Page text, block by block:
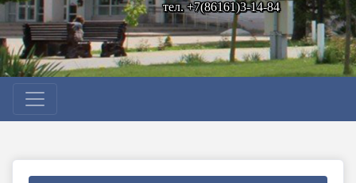
тел. +7(86161)3-14-84